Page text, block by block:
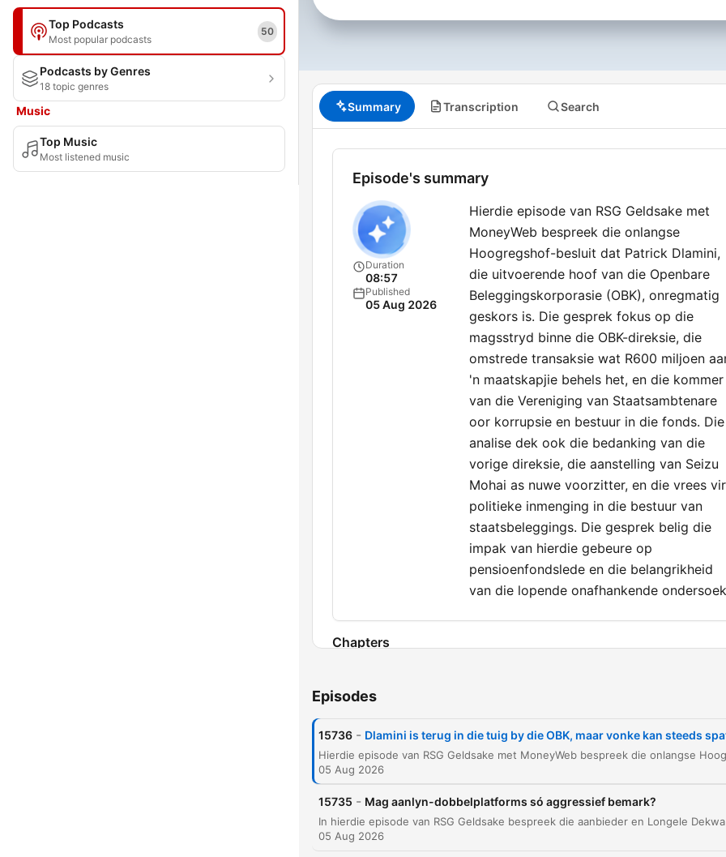
Top Podcasts
Most popular podcasts
50
Podcasts by Genres
18 topic genres
Music
Top Music
Most listened music
Summary Transcription Search
Episode's summary
Duration
08:57
Published
05 Aug 2026
Hierdie episode van RSG Geldsake met
MoneyWeb bespreek die onlangse
Hoogregshof-besluit dat Patrick Dlamini,
die uitvoerende hoof van die Openbare
Beleggingskorporasie (OBK), onregmatig
geskors is. Die gesprek fokus op die
magsstryd binne die OBK-direksie, die
omstrede transaksie wat R600 miljoen
'n maatskapjie behels het, en die kommer
van die Vereniging van Staatsambtenare
oor korrupsie en bestuur in die fonds. Die
analise dek ook die bedanking van die
vorige direksie, die aanstelling van Seizu
Mohai as nuwe voorzitter, en die vrees vir
politieke inmenging in die bestuur van
staatsbeleggings. Die gesprek belig die
impak van hierdie gebeure op
pensioenfondslede en die belangrikheid
van die lopende onafhankende
Chapters
Vereniging van Staatsambtenare
00:02:53
Kommer oor korrupsie en onafhanklike
00:05:03 Besonderhede van die Apulko-groep
Episodes
15736 - Dlamini is terug in die tuig by die OBK, maar vonke kan steeds
05 Aug 2026
15735 - Mag aanlyn-dobbelplatforms só aggressief bemark?
05 Aug 2026